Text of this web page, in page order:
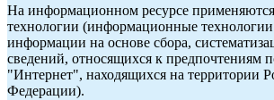
На информационном ресурсе
технологии (информационные технологии
информации на основе сбора,
сведений, относящихся к предпочтениям
"Интернет", находящихся на территории
Федерации).